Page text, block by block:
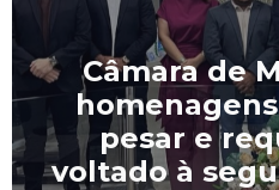
Câmara de
pesar e
voltado à